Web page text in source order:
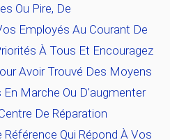
Ou Pire, De
Employés Au Courant De
À Tous Et Encouragez
Avoir Trouvé Des Moyens
Marche Ou D'augmenter
De Réparation
Qui Répond À Vos